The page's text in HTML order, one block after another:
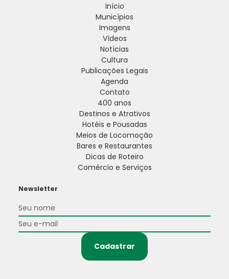
Início
Municípios
Imagens
Vídeos
Notícias
Cultura
Publicações Legais
Agenda
Contato
400 anos
Destinos e Atrativos
Hotéis e Pousadas
Meios de Locomoção
Bares e Restaurantes
Dicas de Roteiro
Comércio e Serviços
Newsletter
Cadastrar